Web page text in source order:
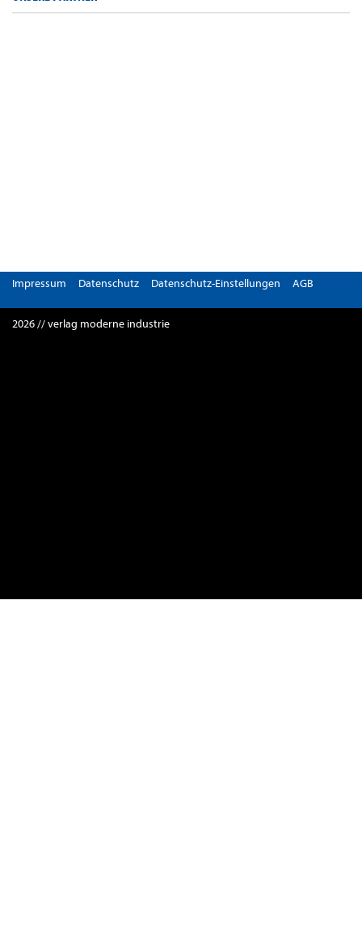
Impressum Datenschutz Datenschutz-Einstellungen AGB
2026 // verlag moderne industrie